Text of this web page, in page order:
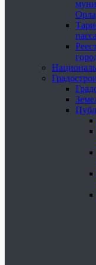
Орла